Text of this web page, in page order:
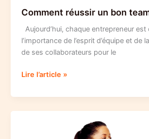
Comment réussir un bon
Aujourd’hui, chaque entrepreneur
l’importance de l’esprit d’équipe et de
de ses collaborateurs pour le
Comment
un
bon
Lire l’article »